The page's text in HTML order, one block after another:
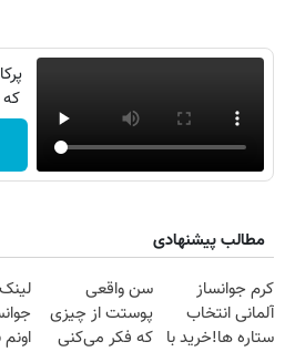
مطالب پیشنهادی
کرم جوانساز
آلمانی انتخاب
ستاره ها!خرید با
سن واقعی
پوستت از چیزی
که فکر می‌کنی